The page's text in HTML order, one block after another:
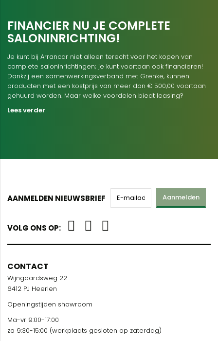
FINANCIER NU JE COMPLETE
SALONINRICHTING!
Je kunt bij Arrancar niet alleen terecht voor het kopen van
complete saloninrichtingen; je kunt voortaan ook financieren!
Dankzij een samenwerkingsverband met Grenke, kunnen
producten met een kostprijs van meer dan € 500,00 voortaan
gehuurd worden. Maar welke voordelen biedt leasing?
Lees verder
AANMELDEN NIEUWSBRIEF Aanmelden
VOLG ONS OP:
CONTACT
Wijngaardsweg 22
6412 PJ Heerlen
Openingstijden showroom
Ma-vr 9:00-17:00
za 9:30-15:00 (werkplaats gesloten op zaterdag)